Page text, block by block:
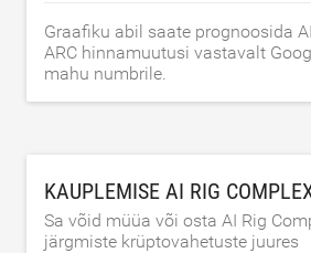
Graafiku abil saate prognoosida
ARC hinnamuutusi vastavalt
mahu numbrile.
KAUPLEMISE AI RIG
Sa võid müüa või osta AI Rig
järgmiste krüptovahetuste juures